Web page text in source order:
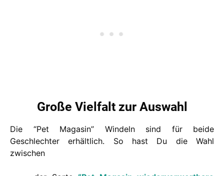
Große Vielfalt zur Auswahl
Die “Pet Magasin” Windeln sind für beide
Geschlechter erhältlich. So hast Du die Wahl
zwischen